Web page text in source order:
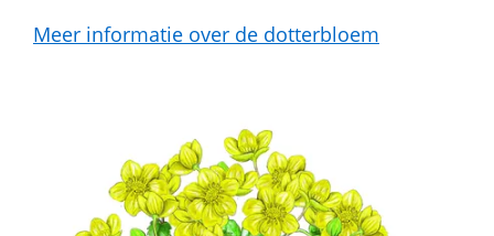
Meer informatie over de dotterbloem